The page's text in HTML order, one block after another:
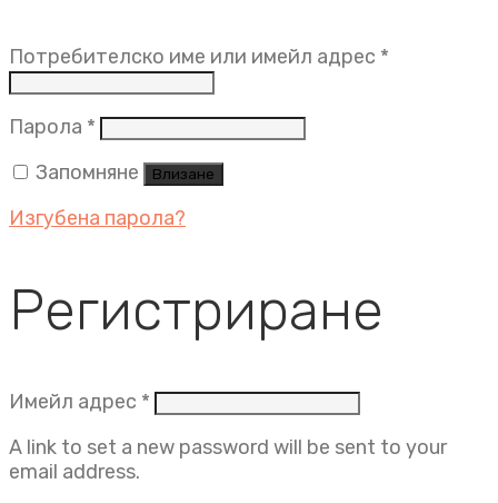
Потребителско име или имейл адрес *
Парола * Задължително
Запомняне
Влизане
Изгубена парола?
Регистриране
Имейл адрес * Задължително
A link to set a new password will be sent to your
email address.